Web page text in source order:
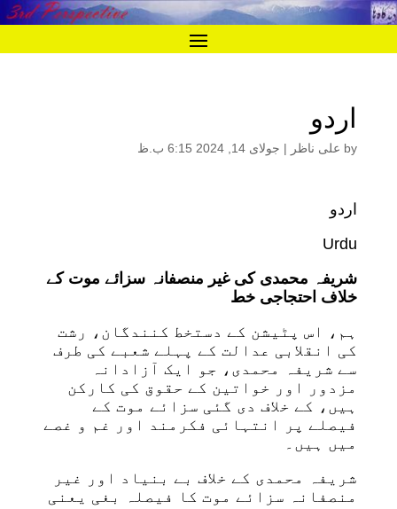
اردو
by علی ناظر | جولای 14, 2024 6:15 ب.ظ
اردو
Urdu
شریفہ محمدی کی غیر منصفانہ سزائے موت کے
خلاف احتجاجی خط
ہم، اس پٹیشن کے دستخط کنندگان، رشت
کی انقلابی عدالت کے پہلے شعبے کی طرف
سے شریفہ محمدی، جو ایک آزادانہ
مزدور اور خواتین کے حقوق کی کارکن
ہیں، کے خلاف دی گئی سزائے موت کے
فیصلے پر انتہائی فکرمند اور غم و غصے
میں ہیں۔
شریفہ محمدی کے خلاف بے بنیاد اور غیر
منصفانہ سزائے موت کا فیصلہ بغی یعنی